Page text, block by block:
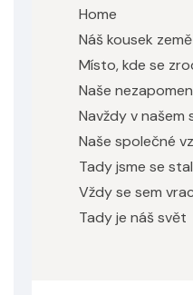
Home
Náš kousek země
Místo, kde se
Naše
Navždy v našem
Naše společné
Tady jsme se
Vždy se sem
Tady je náš svět